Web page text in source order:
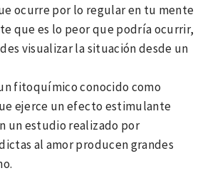
ocurre por lo regular en tu mente
que es lo peor que podría ocurrir,
visualizar la situación desde un
fitoquímico conocido como
ejerce un efecto estimulante
un estudio realizado por
al amor producen grandes